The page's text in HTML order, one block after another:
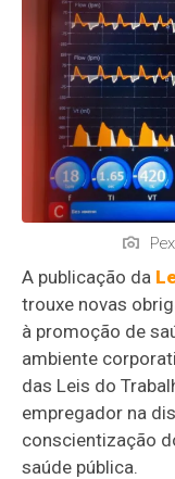
A publicação da
trouxe novas
à promoção de
ambiente
das Leis do
empregador na
conscientização
saúde pública.